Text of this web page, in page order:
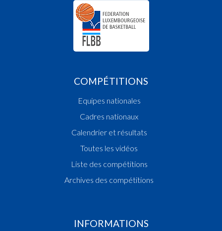
COMPÉTITIONS
Equipes nationales
Cadres nationaux
Calendrier et résultats
Toutes les vidéos
Liste des compétitions
Archives des compétitions
INFORMATIONS